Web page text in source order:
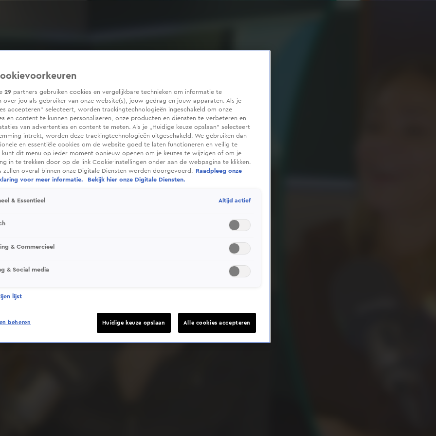
Deze video is niet beschikbaar op je huidige locatie
29 partners gebruiken cookies en vergelijkbare technieken om informatie te
over jou als gebruiker van onze website(s), jouw gedrag en jouw apparaten. Als je
accepteren” selecteert, worden trackingtechnologieën ingeschakeld om onze
en content te kunnen personaliseren, onze producten en diensten te verbeteren en
van advertenties en content te meten. Als je „Huidige keuze opslaan” selecteert
intrekt, worden deze trackingtechnologieën uitgeschakeld. We gebruiken dan
en essentiële cookies om de website goed te laten functioneren en veilig te
kunt dit menu op ieder moment opnieuw openen om je keuzes te wijzigen of om je
in te trekken door op de link Cookie-instellingen onder aan de webpagina te klikken.
zullen overal binnen onze Digitale Diensten worden doorgevoerd.
Raadpleeg onze
voor meer informatie.
Bekijk hier onze Digitale Diensten.
& Essentieel Altijd actief
& Commercieel
& Social media
lijst
beheren Huidige keuze opslaan Alle cookies accepteren